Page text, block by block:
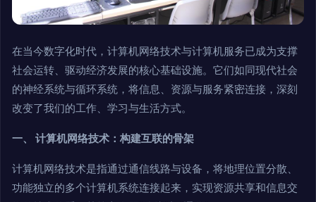
在当今数字化时代，计算机网络技术与计算机服务已成为支撑
社会运转、驱动经济发展的核心基础设施。它们如同现代社会
的神经系统与循环系统，将信息、资源与服务紧密连接，深刻
改变了我们的工作、学习与生活方式。
一、 计算机网络技术：构建互联的骨架
计算机网络技术是指通过通信线路与设备，将地理位置分散、
功能独立的多个计算机系统连接起来，实现资源共享和信息交